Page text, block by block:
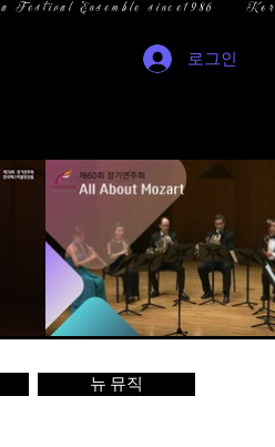
로그인
뉴 뮤직